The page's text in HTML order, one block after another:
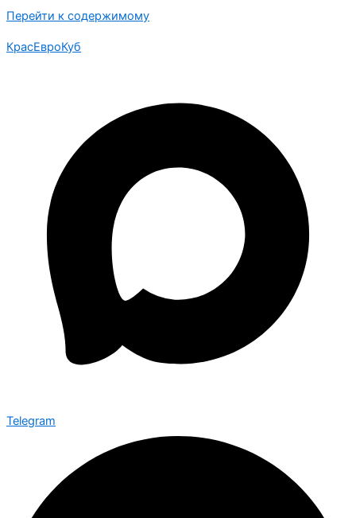
Перейти к содержимому
КрасЕвроКуб
Telegram